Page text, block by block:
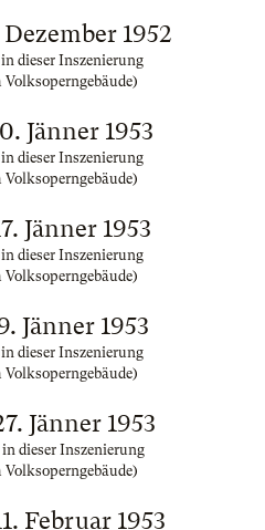
1952
dieser Inszenierung
Jänner 1953
dieser Inszenierung
Jänner 1953
dieser Inszenierung
Jänner 1953
dieser Inszenierung
Jänner 1953
dieser Inszenierung
Februar 1953